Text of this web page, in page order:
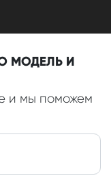
МОДЕЛЬ И
и мы поможем